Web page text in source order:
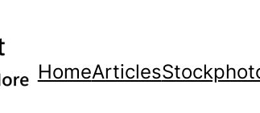
HomeArticles